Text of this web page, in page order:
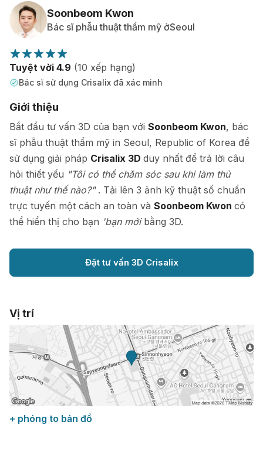
Đánh giá của bệnh nhân
Soonbeom Kwon
Bác sĩ phẫu thuật thẩm mỹ ởSeoul
Tuyệt vời 4.9 (10 xếp hạng)
Bác sĩ sử dụng Crisalix đã xác minh
Giới thiệu
Bắt đầu tư vấn 3D của bạn với Soonbeom Kwon, bác
sĩ phẫu thuật thẩm mỹ in Seoul, Republic of Korea để
sử dụng giải pháp Crisalix 3D duy nhất để trả lời câu
hỏi thiết yếu "Tôi có thể chăm sóc sau khi làm thủ
thuật như thế nào?" . Tải lên 3 ảnh kỹ thuật số chuẩn
trực tuyến một cách an toàn và Soonbeom Kwon có
thể hiển thị cho bạn 'bạn mới bằng 3D.
Đặt tư vấn 3D Crisalix
Vị trí
+ phóng to bản đồ